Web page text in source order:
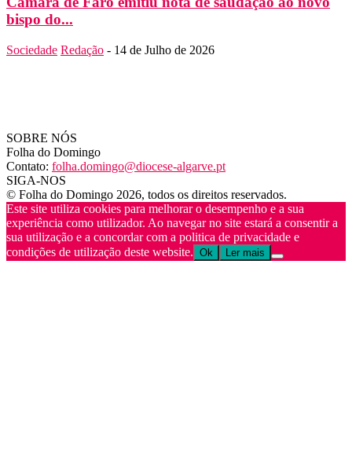
bispo do...
Sociedade Redação - 14 de Julho de 2026
SOBRE NÓS
Folha do Domingo
Contato: folha.domingo@diocese-algarve.pt
SIGA-NOS
© Folha do Domingo 2026, todos os direitos reservados.
Este site utiliza cookies para melhorar o desempenho e a sua
experiência como utilizador. Ao navegar no site estará a consentir a
sua utilização e a concordar com a politica de privacidade e
condições de utilização deste website. Ok Ler mais